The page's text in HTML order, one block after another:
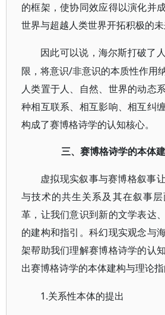
的框架，使协同效应得以演化并
世界与超越人类世界开拓积极的未
因此可以说，海尔斯打破了
限，将意识/非意识的本质性作用
人类置于人、自然、世界的动态
种相互联系、相互影响、相互纠
构成了赛博格诗学的认知核心。
三、赛博格诗学的本体
虚拟现实叙事与赛博格叙事
与技术的共生关系及其在叙事
革，让我们意识到新的文学表达
的建构和指引。科幻现实观念与
架帮助我们理解赛博格诗学的认
出赛博格诗学的本体建构与理论指
1.关系性本体的提出